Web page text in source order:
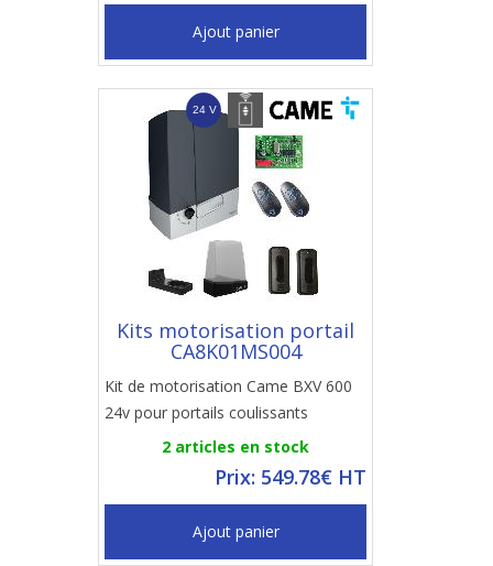
Ajout panier
Kits motorisation portail
CA8K01MS004
Kit de motorisation Came BXV 600
24v pour portails coulissants
2 articles en stock
Prix: 549.78€ HT
Ajout panier